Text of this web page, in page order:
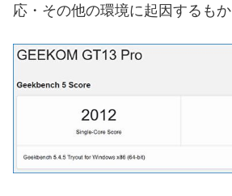
応・その他の環境に起因するもか